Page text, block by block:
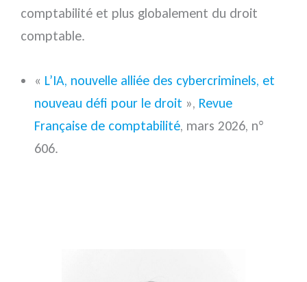
comptabilité et plus globalement du droit
comptable.
« L’IA, nouvelle alliée des cybercriminels, et
nouveau défi pour le droit », Revue
Française de comptabilité, mars 2026, n°
606.